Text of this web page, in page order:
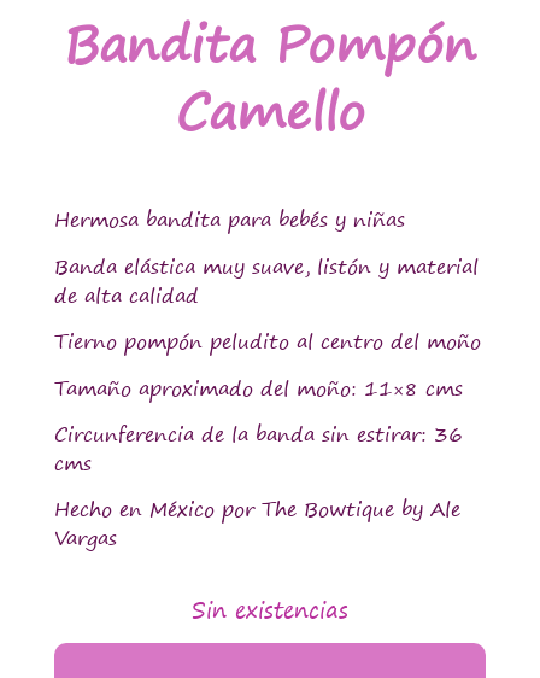
Bandita Pompón
Camello
Hermosa bandita para bebés y niñas
Banda elástica muy suave, listón y material
de alta calidad
Tierno pompón peludito al centro del moño
Tamaño aproximado del moño: 11×8 cms
Circunferencia de la banda sin estirar: 36
cms
Hecho en México por The Bowtique by Ale
Vargas
Sin existencias